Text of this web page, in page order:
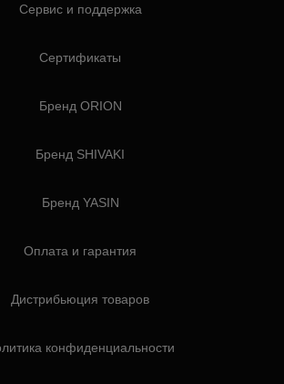
Сервис и поддержка
Сертификаты
Бренд ORION
Бренд SHIVAKI
Бренд YASIN
Оплата и гарантия
Дистрибьюция товаров
конфиденциальности